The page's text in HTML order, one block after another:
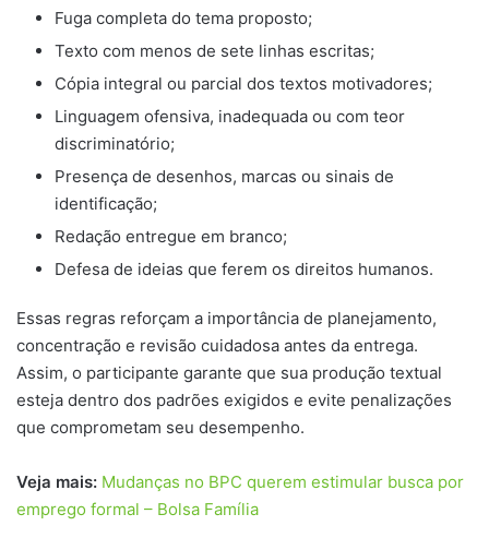
Fuga completa do tema proposto;
Texto com menos de sete linhas escritas;
Cópia integral ou parcial dos textos motivadores;
Linguagem ofensiva, inadequada ou com teor
discriminatório;
Presença de desenhos, marcas ou sinais de
identificação;
Redação entregue em branco;
Defesa de ideias que ferem os direitos humanos.
Essas regras reforçam a importância de planejamento,
concentração e revisão cuidadosa antes da entrega.
Assim, o participante garante que sua produção textual
esteja dentro dos padrões exigidos e evite penalizações
que comprometam seu desempenho.
Veja mais: Mudanças no BPC querem estimular busca por
emprego formal – Bolsa Família